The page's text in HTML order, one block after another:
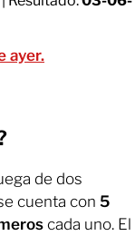
ayer.
de dos
cuenta con 5
cada uno. El